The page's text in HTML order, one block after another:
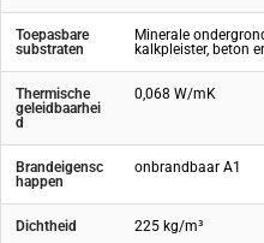
Toepasbare
substraten
Minerale
kalkpleister, beton
Thermische
geleidbaarhei
d
0,068 W/mK
Brandeigensc
happen
onbrandbaar A1
Dichtheid 225 kg/m³